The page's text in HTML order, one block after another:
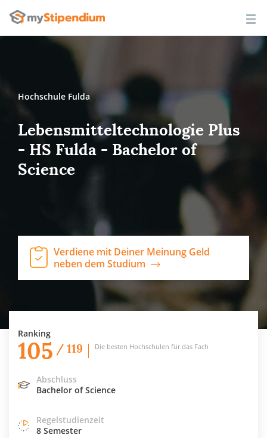
Hochschule Fulda
Lebensmitteltechnologie Plus
- HS Fulda - Bachelor of
Science
Verdiene mit Deiner Meinung Geld
neben dem Studium
Ranking
105 / 119 Die besten Hochschulen für das Fach
Abschluss
Bachelor of Science
Regelstudienzeit
8 Semester